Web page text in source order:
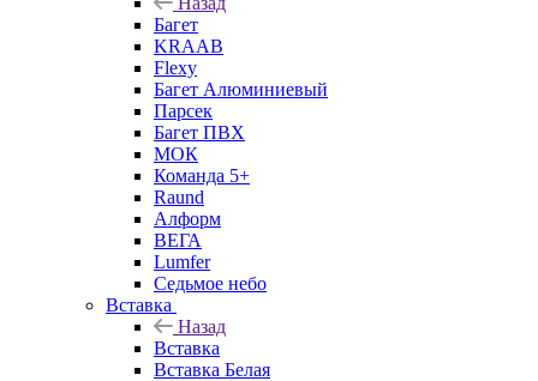
Багет
KRAAB
Flexy
Багет Алюминиевый
Парсек
Багет ПВХ
МОК
Команда 5+
Raund
Алформ
ВЕГА
Lumfer
Седьмое небо
Вставка
Назад
Вставка
Вставка Белая